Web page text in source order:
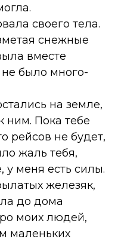
своего тела.
снежные
вместе
не было много-
на земле,
ним. Пока тебе
рейсов не будет,
жаль тебя,
у меня есть силы.
железяк,
до дома
моих людей,
маленьких